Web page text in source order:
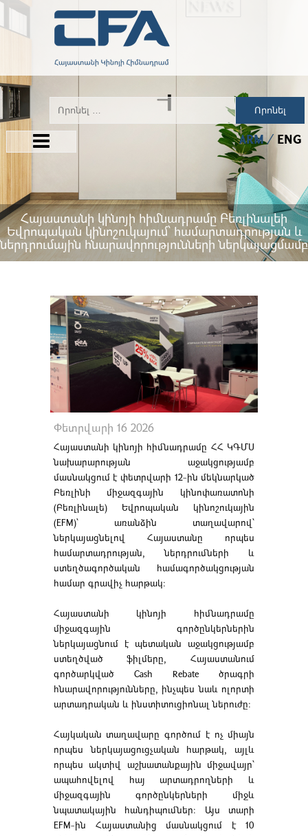
Որոնել
ARM ENG
Հայաստանի կինոյի հիմնադրամը Բեռլինալեի
Եվրոպական կինոշուկայում՝ համարտադրության և
ներդրումային հնարավորությունների ներկայացմամբ
Փետրվարի 16 2026
Հայաստանի կինոյի հիմնադրամը ՀՀ ԿԳՄՍ
նախարարության աջակցությամբ
մասնակցում է փետրվարի 12-ին մեկնարկած
Բեռլինի միջազգային կինոփառատոնի
(Բեռլինալե) Եվրոպական կինոշուկային
(EFM)՝ առանձին տաղավարով՝
ներկայացնելով Հայաստանը որպես
համարտադրության, ներդրումների և
ստեղծագործական համագործակցության
համար գրավիչ հարթակ։
Հայաստանի կինոյի հիմնադրամը
միջազգային գործընկերներին
ներկայացնում է պետական աջակցությամբ
ստեղծված ֆիլմերը, Հայաստանում
գործարկված Cash Rebate ծրագրի
հնարավորությունները, ինչպես նաև ոլորտի
արտադրական և ինստիտուցիոնալ ներուժը։
Հայկական տաղավարը գործում է ոչ միայն
որպես ներկայացուցչական հարթակ, այլև
որպես ակտիվ աշխատանքային միջավայր՝
ապահովելով հայ արտադրողների և
միջազգային գործընկերների միջև
նպատակային հանդիպումներ։ Այս տարի
EFM-ին Հայաստանից մասնակցում է 10